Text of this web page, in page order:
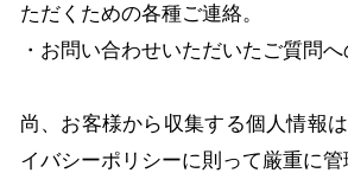
ただくための各種ご連絡。
・お問い合わせいただいたご質問へ
尚、お客様から収集する個人情報
イバシーポリシーに則って厳重に管